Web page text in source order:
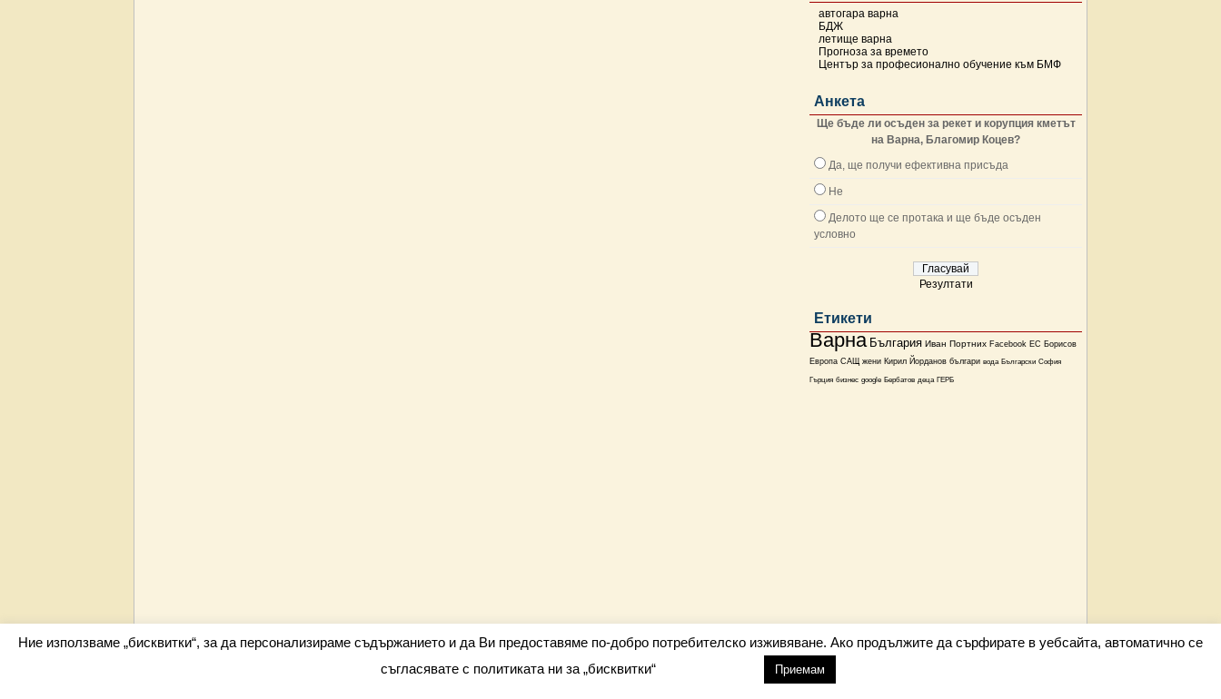
автогара варна
БДЖ
летище варна
Прогноза за времето
Център за професионално обучение към БМФ
Анкета
Ще бъде ли осъден за рекет и корупция кметът
на Варна, Благомир Коцев?
Да, ще получи ефективна присъда
Не
Делото ще се протака и ще бъде осъден
условно
Резултати
Етикети
Варна България Иван Портних Facebook ЕС Борисов
Европа САЩ жени Кирил Йорданов българи вода Български София
Гърция бизнес google Бербатов деца ГЕРБ
Всички права запазени barometar.net © 2026 info@barometar.net
Ние използваме „бисквитки“, за да персонализираме съдържанието и да Ви предоставяме по-добро потребителско изживяване. Ако продължите да сърфирате в уебсайта, автоматично се
съгласявате с политиката ни за „бисквитки“
Приемам